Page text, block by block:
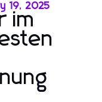
19, 2025
im